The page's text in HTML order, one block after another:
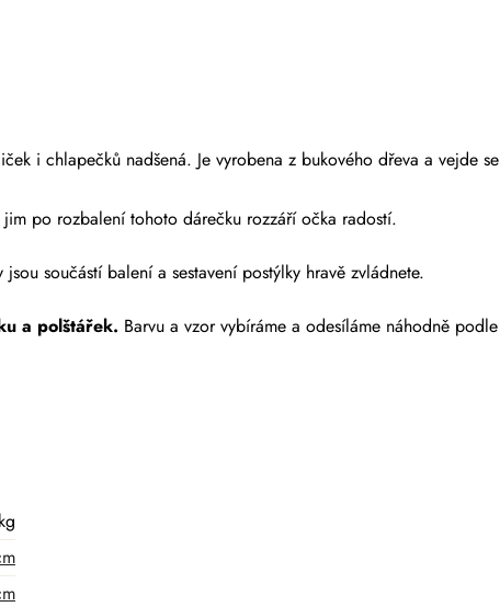
i chlapečků nadšená. Je vyrobena z bukového dřeva a vejde se
po rozbalení tohoto dárečku rozzáří očka radostí.
součástí balení a sestavení postýlky hravě zvládnete.
a polštářek. Barvu a vzor vybíráme a odesíláme náhodně podle